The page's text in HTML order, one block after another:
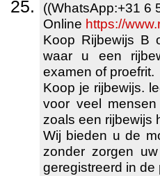
((WhatsApp:+31 6
Online https://
Koop Rijbewijs B
waar u een
examen of proefrit.
Koop je rijbewijs.
voor veel
zoals een rijbewijs
Wij bieden u de
zonder zorgen
geregistreerd in de